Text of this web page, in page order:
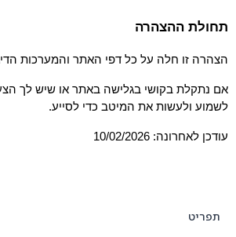
תחולת ההצהרה
הצהרה זו חלה על כל דפי האתר והמערכות
לשמוע ולעשות את המיטב כדי לסייע.
עודכן לאחרונה: 10/02/2026
תפריט